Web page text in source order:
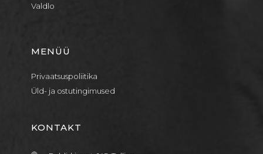
Valdlo
MENÜÜ
Privaatsuspoliitika
Üld- ja ostutingimused
KONTAKT